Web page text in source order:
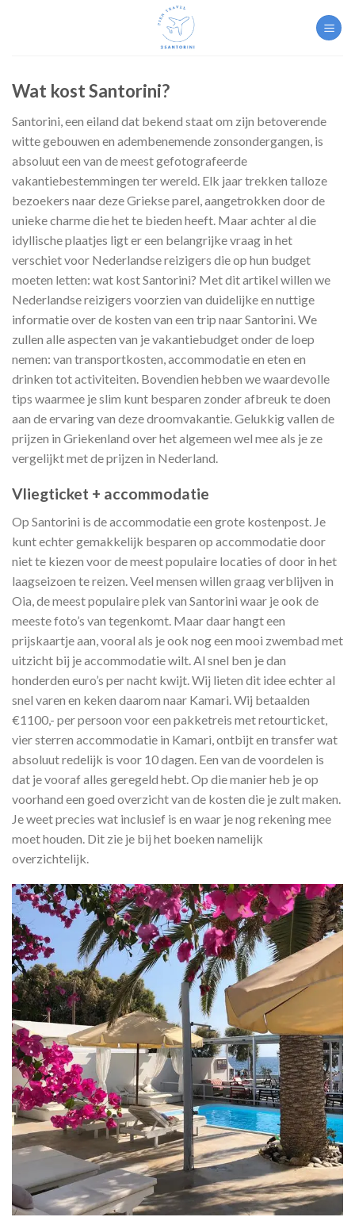
Wat kost Santorini?
Santorini, een eiland dat bekend staat om zijn betoverende
witte gebouwen en adembenemende zonsondergangen, is
absoluut een van de meest gefotografeerde
vakantiebestemmingen ter wereld. Elk jaar trekken talloze
bezoekers naar deze Griekse parel, aangetrokken door de
unieke charme die het te bieden heeft. Maar achter al die
idyllische plaatjes ligt er een belangrijke vraag in het
verschiet voor Nederlandse reizigers die op hun budget
moeten letten: wat kost Santorini? Met dit artikel willen we
Nederlandse reizigers voorzien van duidelijke en nuttige
informatie over de kosten van een trip naar Santorini. We
zullen alle aspecten van je vakantiebudget onder de loep
nemen: van transportkosten, accommodatie en eten en
drinken tot activiteiten. Bovendien hebben we waardevolle
tips waarmee je slim kunt besparen zonder afbreuk te doen
aan de ervaring van deze droomvakantie. Gelukkig vallen de
prijzen in Griekenland over het algemeen wel mee als je ze
vergelijkt met de prijzen in Nederland.
Vliegticket + accommodatie
Op Santorini is de accommodatie een grote kostenpost. Je
kunt echter gemakkelijk besparen op accommodatie door
niet te kiezen voor de meest populaire locaties of door in het
laagseizoen te reizen. Veel mensen willen graag verblijven in
Oia, de meest populaire plek van Santorini waar je ook de
meeste foto’s van tegenkomt. Maar daar hangt een
prijskaartje aan, vooral als je ook nog een mooi zwembad met
uitzicht bij je accommodatie wilt. Al snel ben je dan
honderden euro’s per nacht kwijt. Wij lieten dit idee echter al
snel varen en keken daarom naar Kamari. Wij betaalden
€1100,- per persoon voor een pakketreis met retourticket,
vier sterren accommodatie in Kamari, ontbijt en transfer wat
absoluut redelijk is voor 10 dagen. Een van de voordelen is
dat je vooraf alles geregeld hebt. Op die manier heb je op
voorhand een goed overzicht van de kosten die je zult maken.
Je weet precies wat inclusief is en waar je nog rekening mee
moet houden. Dit zie je bij het boeken namelijk
overzichtelijk.